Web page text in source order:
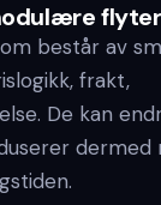
flyter
består av
frakt,
De kan
dermed